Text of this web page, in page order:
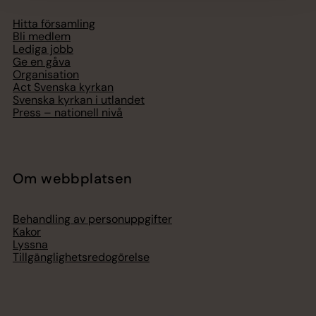
Hitta församling
Bli medlem
Lediga jobb
Ge en gåva
Organisation
Act Svenska kyrkan
Svenska kyrkan i utlandet
Press – nationell nivå
Om webbplatsen
Behandling av personuppgifter
Kakor
Lyssna
Tillgänglighetsredogörelse